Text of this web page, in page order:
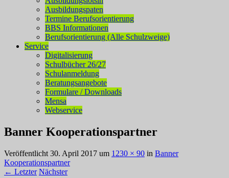
Ausbildungspaten
Termine Berufsorientierung
BBS Informationen
Berufsorientierung (Alle Schulzweige)
Service
Digitalisierung
Schulbücher 26/27
Schulanmeldung
Beratungsangebote
Formulare / Downloads
Mensa
Webservice
Banner Kooperationspartner
Veröffentlicht 30. April 2017 um 1230 × 90 in Banner
Kooperationspartner
← Letzter Nächster